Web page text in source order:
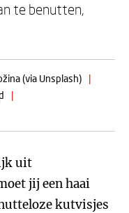
te benutten,
(via Unsplash)
|
|
uit
jij een haai
kutvisjes